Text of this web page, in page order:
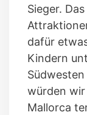
Sieger.
dafür
Kindern
würden wir
Mallorca